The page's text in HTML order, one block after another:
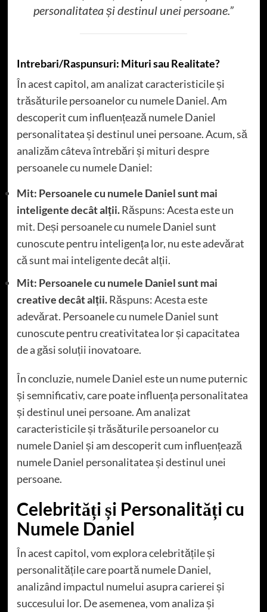
personalitatea și destinul unei persoane.”
Intrebari/Raspunsuri: Mituri sau Realitate?
În acest capitol, am analizat caracteristicile și
trăsăturile persoanelor cu numele Daniel. Am
descoperit cum influențează numele Daniel
personalitatea și destinul unei persoane. Acum, să
analizăm câteva întrebări și mituri despre
persoanele cu numele Daniel:
Mit: Persoanele cu numele Daniel sunt mai
inteligente decât alții.Răspuns: Acesta este un
mit. Deși persoanele cu numele Daniel sunt
cunoscute pentru inteligența lor, nu este adevărat
că sunt mai inteligente decât alții.
Mit: Persoanele cu numele Daniel sunt mai
creative decât alții.Răspuns: Acesta este
adevărat. Persoanele cu numele Daniel sunt
cunoscute pentru creativitatea lor și capacitatea
de a găsi soluții inovatoare.
În concluzie, numele Daniel este un nume puternic
și semnificativ, care poate influența personalitatea
și destinul unei persoane. Am analizat
caracteristicile și trăsăturile persoanelor cu
numele Daniel și am descoperit cum influențează
numele Daniel personalitatea și destinul unei
persoane.
Celebrități și Personalități cu
Numele Daniel
În acest capitol, vom explora celebritățile și
personalitățile care poartă numele Daniel,
analizând impactul numelui asupra carierei și
succesului lor. De asemenea, vom analiza și